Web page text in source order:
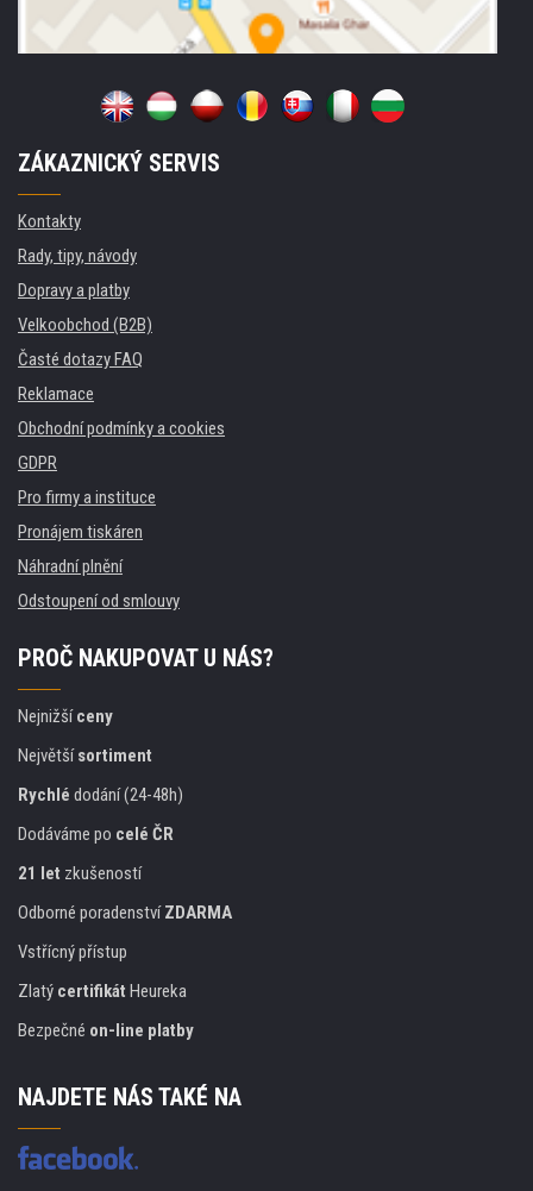
ZÁKAZNICKÝ SERVIS
Kontakty
Rady, tipy, návody
Dopravy a platby
Velkoobchod (B2B)
Časté dotazy FAQ
Reklamace
Obchodní podmínky a cookies
GDPR
Pro firmy a instituce
Pronájem tiskáren
Náhradní plnění
Odstoupení od smlouvy
PROČ NAKUPOVAT U NÁS?
Nejnižšíceny
Největšísortiment
Rychlé dodání (24-48h)
Dodáváme po celé ČR
21 let zkušeností
Odborné poradenstvíZDARMA
Vstřícný přístup
Zlatý certifikát Heureka
Bezpečné on-line platby
NAJDETE NÁS TAKÉ NA